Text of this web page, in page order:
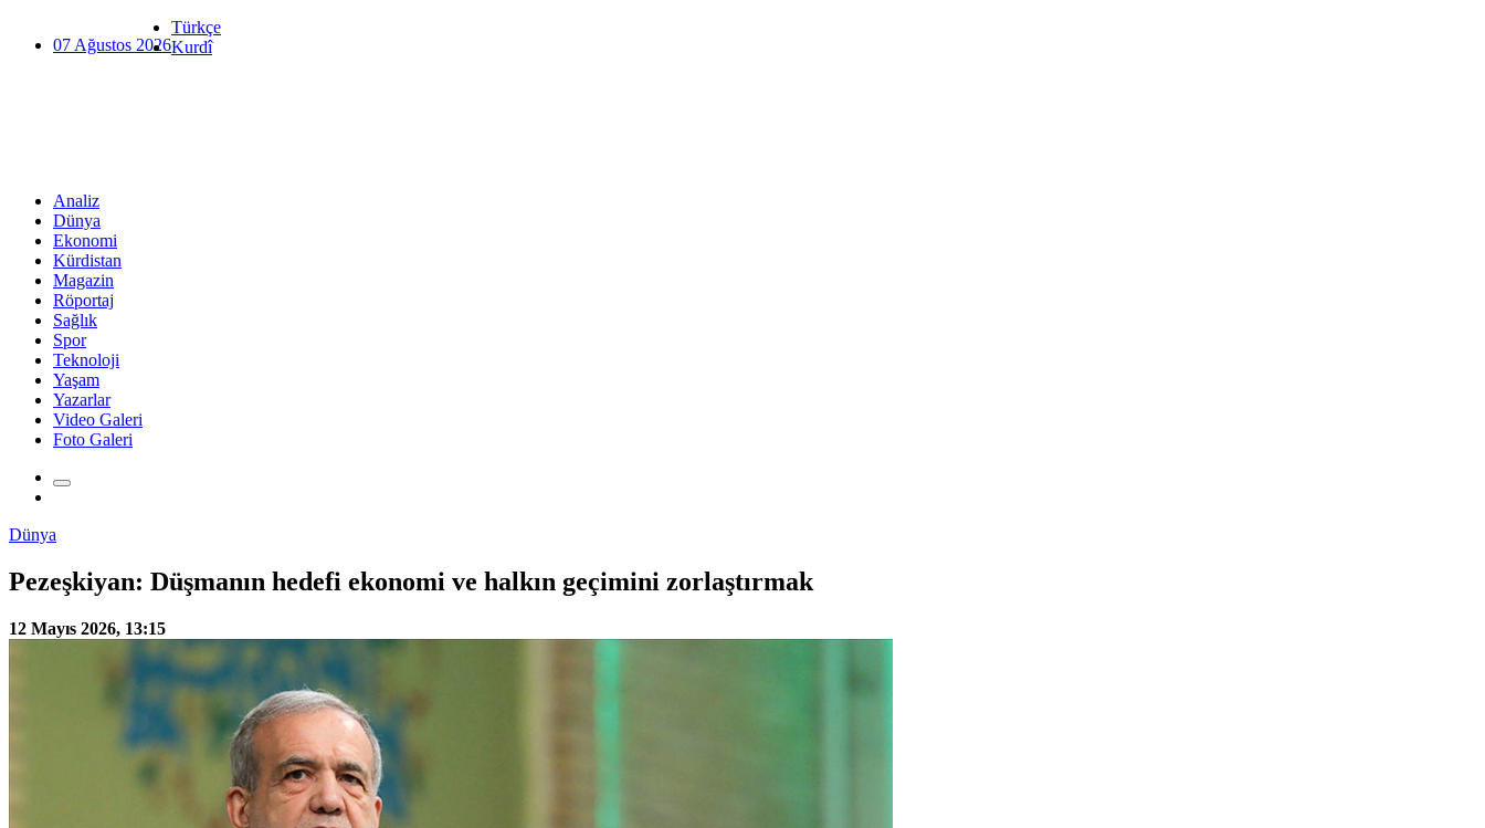
07 Ağustos 2026
Türkçe
Kurdî
Analiz
Dünya
Ekonomi
Kürdistan
Magazin
Röportaj
Sağlık
Spor
Teknoloji
Yaşam
Yazarlar
Video Galeri
Foto Galeri
Dünya
Pezeşkiyan: Düşmanın hedefi ekonomi ve halkın geçimini zorlaştırmak
12 Mayıs 2026, 13:15